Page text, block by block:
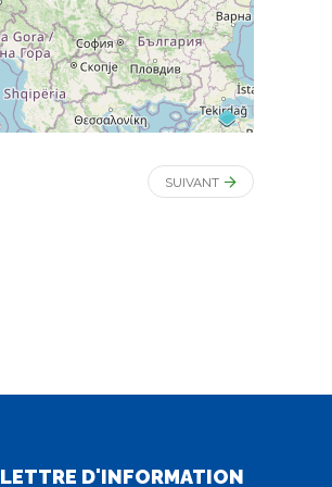
SUIVANT
LETTRE D'INFORMATION